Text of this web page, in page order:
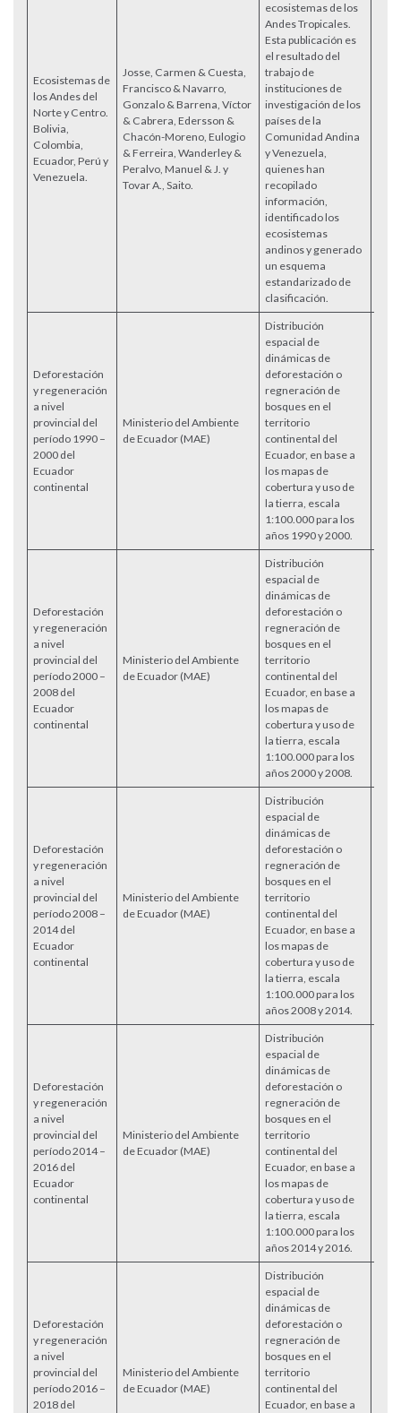
Ecosistemas de
los Andes del
Norte y Centro.
Bolivia,
Colombia,
Ecuador, Perú y
Venezuela.
Josse, Carmen & Cuesta,
Francisco & Navarro,
Gonzalo & Barrena, Víctor
& Cabrera, Edersson &
Chacón-Moreno, Eulogio
& Ferreira, Wanderley &
Peralvo, Manuel & J. y
Tovar A., Saito.
ecosistemas de los
Andes Tropicales.
Esta publicación es
el resultado del
trabajo de
instituciones de
investigación de los
países de la
Comunidad Andina
y Venezuela,
quienes han
recopilado
información,
identificado los
ecosistemas
andinos y generado
un esquema
estandarizado de
clasificación.
Deforestación
y regeneración
a nivel
provincial del
período 1990 –
2000 del
Ecuador
continental
Ministerio del Ambiente
de Ecuador (MAE)
Distribución
espacial de
dinámicas de
deforestación o
regneración de
bosques en el
territorio
continental del
Ecuador, en base a
los mapas de
cobertura y uso de
la tierra, escala
1:100.000 para los
años 1990 y 2000.
Deforestación
y regeneración
a nivel
provincial del
período 2000 –
2008 del
Ecuador
continental
Ministerio del Ambiente
de Ecuador (MAE)
Distribución
espacial de
dinámicas de
deforestación o
regneración de
bosques en el
territorio
continental del
Ecuador, en base a
los mapas de
cobertura y uso de
la tierra, escala
1:100.000 para los
años 2000 y 2008.
Deforestación
y regeneración
a nivel
provincial del
período 2008 –
2014 del
Ecuador
continental
Ministerio del Ambiente
de Ecuador (MAE)
Distribución
espacial de
dinámicas de
deforestación o
regneración de
bosques en el
territorio
continental del
Ecuador, en base a
los mapas de
cobertura y uso de
la tierra, escala
1:100.000 para los
años 2008 y 2014.
Deforestación
y regeneración
a nivel
provincial del
período 2014 –
2016 del
Ecuador
continental
Ministerio del Ambiente
de Ecuador (MAE)
Distribución
espacial de
dinámicas de
deforestación o
regneración de
bosques en el
territorio
continental del
Ecuador, en base a
los mapas de
cobertura y uso de
la tierra, escala
1:100.000 para los
años 2014 y 2016.
Deforestación
y regeneración
a nivel
provincial del
período 2016 –
2018 del
Ministerio del Ambiente
de Ecuador (MAE)
Distribución
espacial de
dinámicas de
deforestación o
regneración de
bosques en el
territorio
continental del
Ecuador, en base a